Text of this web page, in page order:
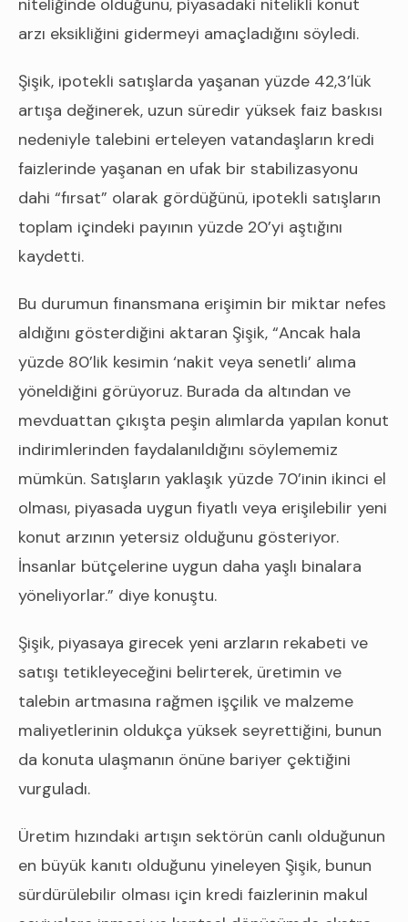
niteliğinde olduğunu, piyasadaki nitelikli konut
arzı eksikliğini gidermeyi amaçladığını söyledi.
Şişik, ipotekli satışlarda yaşanan yüzde 42,3’lük
artışa değinerek, uzun süredir yüksek faiz baskısı
nedeniyle talebini erteleyen vatandaşların kredi
faizlerinde yaşanan en ufak bir stabilizasyonu
dahi “fırsat” olarak gördüğünü, ipotekli satışların
toplam içindeki payının yüzde 20’yi aştığını
kaydetti.
Bu durumun finansmana erişimin bir miktar nefes
aldığını gösterdiğini aktaran Şişik, “Ancak hala
yüzde 80’lik kesimin ‘nakit veya senetli’ alıma
yöneldiğini görüyoruz. Burada da altından ve
mevduattan çıkışta peşin alımlarda yapılan konut
indirimlerinden faydalanıldığını söylememiz
mümkün. Satışların yaklaşık yüzde 70’inin ikinci el
olması, piyasada uygun fiyatlı veya erişilebilir yeni
konut arzının yetersiz olduğunu gösteriyor.
İnsanlar bütçelerine uygun daha yaşlı binalara
yöneliyorlar.” diye konuştu.
Şişik, piyasaya girecek yeni arzların rekabeti ve
satışı tetikleyeceğini belirterek, üretimin ve
talebin artmasına rağmen işçilik ve malzeme
maliyetlerinin oldukça yüksek seyrettiğini, bunun
da konuta ulaşmanın önüne bariyer çektiğini
vurguladı.
Üretim hızındaki artışın sektörün canlı olduğunun
en büyük kanıtı olduğunu yineleyen Şişik, bunun
sürdürülebilir olması için kredi faizlerinin makul